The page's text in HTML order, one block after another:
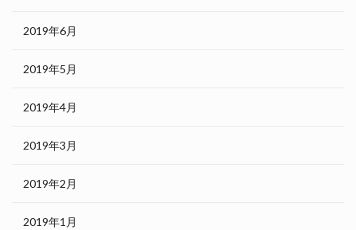
2019年6月
2019年5月
2019年4月
2019年3月
2019年2月
2019年1月